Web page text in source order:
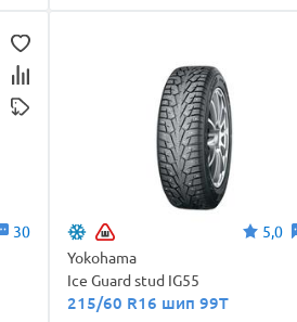
30
5,0
Yokohama
Ice Guard stud IG55
215/60 R16 шип 99T